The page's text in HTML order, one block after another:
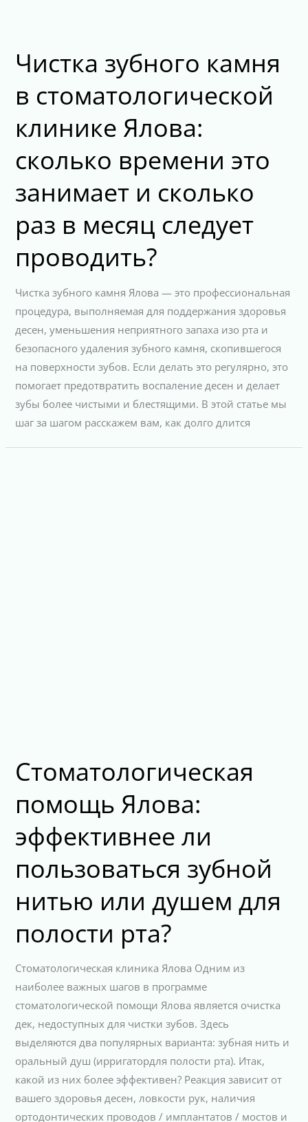
Чистка зубного камня
в стоматологической
клинике Ялова:
сколько времени это
занимает и сколько
раз в месяц следует
проводить?
Чистка зубного камня Ялова — это профессиональная
процедура, выполняемая для поддержания здоровья
десен, уменьшения неприятного запаха изо рта и
безопасного удаления зубного камня, скопившегося
на поверхности зубов. Если делать это регулярно, это
помогает предотвратить воспаление десен и делает
зубы более чистыми и блестящими. В этой статье мы
шаг за шагом расскажем вам, как долго длится
Стоматологическая
помощь Ялова:
эффективнее ли
пользоваться зубной
нитью или душем для
полости рта?
Стоматологическая клиника Ялова Одним из
наиболее важных шагов в программе
стоматологической помощи Ялова является очистка
дек, недоступных для чистки зубов. Здесь
выделяются два популярных варианта: зубная нить и
оральный душ (ирригатордля полости рта). Итак,
какой из них более эффективен? Реакция зависит от
вашего здоровья десен, ловкости рук, наличия
ортодонтических проводов / имплантатов / мостов и